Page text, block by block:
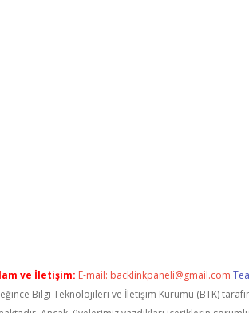
ve İletişim: E-mail: backlinkpaneli@gmail.com
Bilgi Teknolojileri ve İletişim Kurumu (BTK)